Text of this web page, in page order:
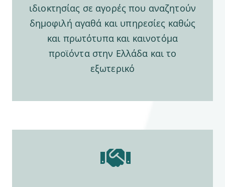
ιδιοκτησίας σε αγορές που αναζητούν
δημοφιλή αγαθά και υπηρεσίες καθώς
και πρωτότυπα και καινοτόμα
προϊόντα στην Ελλάδα και το
εξωτερικό